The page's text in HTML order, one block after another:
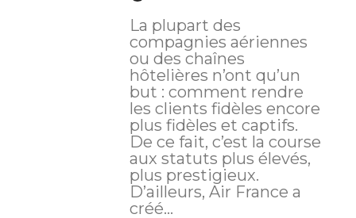
La plupart des
compagnies aériennes
ou des chaînes
hôtelières n’ont qu’un
but : comment rendre
les clients fidèles encore
plus fidèles et captifs.
De ce fait, c’est la course
aux statuts plus élevés,
plus prestigieux.
D’ailleurs, Air France a
créé...